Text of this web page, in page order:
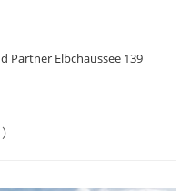
Partner Elbchaussee 139